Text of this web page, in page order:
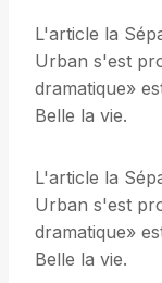
L'article la
Urban s'est
dramatique»
Belle la vie.
L'article la
Urban s'est
dramatique»
Belle la vie.